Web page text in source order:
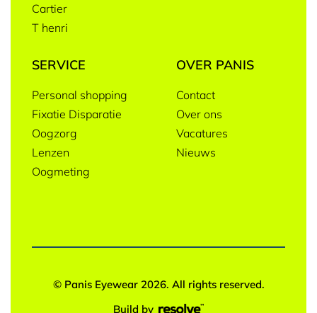
Cartier
T henri
SERVICE
Personal shopping
Fixatie Disparatie
Oogzorg
Lenzen
Oogmeting
OVER PANIS
Contact
Over ons
Vacatures
Nieuws
© Panis Eyewear 2026. All rights reserved.
Build by